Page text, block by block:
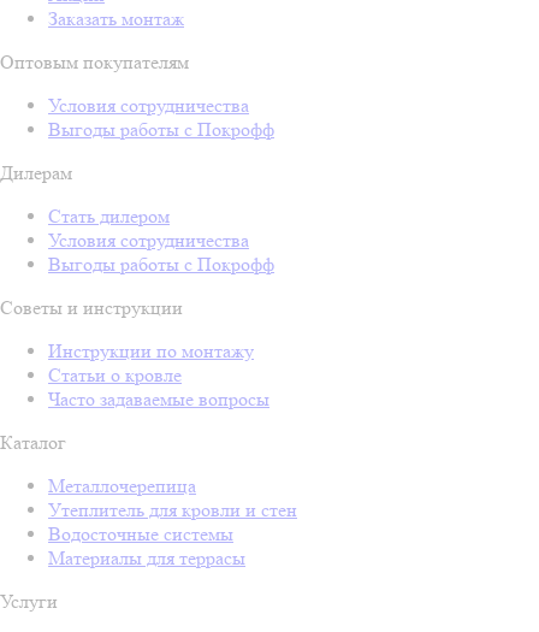
Заказать монтаж
Оптовым покупателям
Условия сотрудничества
Выгоды работы с Покрофф
Дилерам
Стать дилером
Условия сотрудничества
Выгоды работы с Покрофф
Советы и инструкции
Инструкции по монтажу
Статьи о кровле
Часто задаваемые вопросы
Каталог
Металлочерепица
Утеплитель для кровли и стен
Водосточные системы
Материалы для террасы
Услуги